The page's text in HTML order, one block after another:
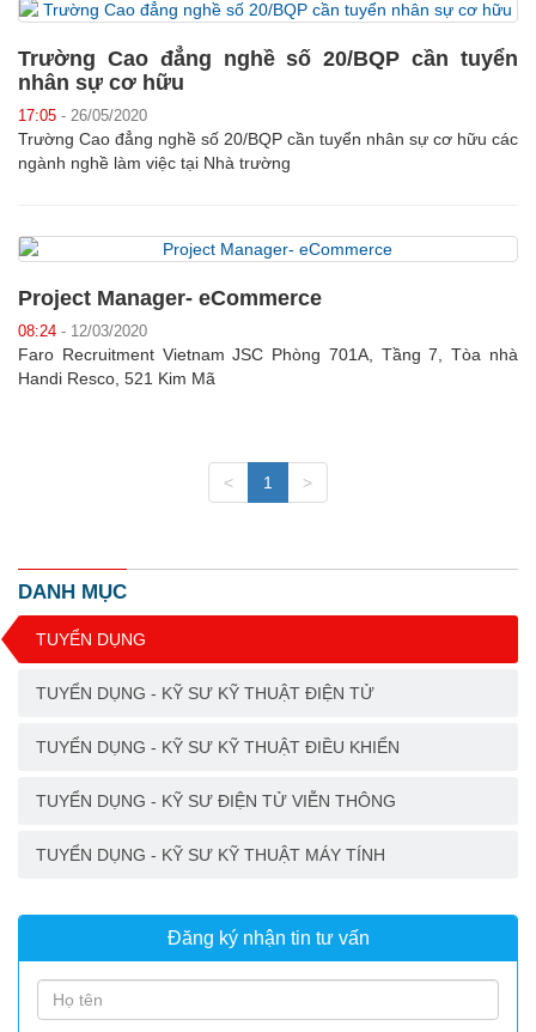
Trường Cao đẳng nghề số 20/BQP cần tuyển
nhân sự cơ hữu
17:05 - 26/05/2020
Trường Cao đẳng nghề số 20/BQP cần tuyển nhân sự cơ hữu các
ngành nghề làm việc tại Nhà trường
Project Manager- eCommerce
08:24 - 12/03/2020
Faro Recruitment Vietnam JSC Phòng 701A, Tầng 7, Tòa nhà
Handi Resco, 521 Kim Mã
< 1 >
DANH MỤC
TUYỂN DỤNG
TUYỂN DỤNG - KỸ SƯ KỸ THUẬT ĐIỆN TỬ
TUYỂN DỤNG - KỸ SƯ KỸ THUẬT ĐIỀU KHIỂN
TUYỂN DỤNG - KỸ SƯ ĐIỆN TỬ VIỄN THÔNG
TUYỂN DỤNG - KỸ SƯ KỸ THUẬT MÁY TÍNH
Đăng ký nhận tin tư vấn